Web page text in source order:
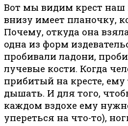
Вот мы видим крест наш
внизу имеет планочку,
Почему, откуда она
одна из форм
пробивали ладони,
лучевые кости. Когда
прибитый на кресте,
дышать. И для того,
каждом вздохе ему
упереться на что-то),